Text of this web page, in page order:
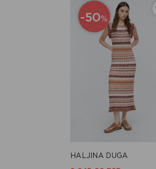
-50%
HALJINA DUGA